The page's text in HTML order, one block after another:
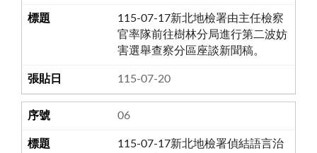
115-07-17新北地檢署由主任檢察
官率隊前往樹林分局進行第二波妨
害選舉查察分區座談新聞稿。
115-07-20
06
115-07-17新北地檢署偵結語言治